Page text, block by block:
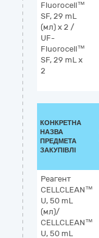
Fluorocell™
SF, 29 mL
(мл) x 2 /
UF-
Fluorocell™
SF, 29 mL x
2
КОНКРЕТНА
НАЗВА
ПРЕДМЕТА
ЗАКУПІВЛІ
Реагент
CELLCLEAN™
U, 50 mL
(мл)/
CELLCLEAN™
U, 50 mL